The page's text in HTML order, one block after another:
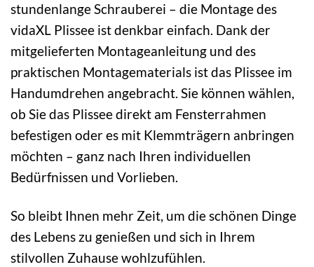
stundenlange Schrauberei – die Montage des
vidaXL Plissee ist denkbar einfach. Dank der
mitgelieferten Montageanleitung und des
praktischen Montagematerials ist das Plissee im
Handumdrehen angebracht. Sie können wählen,
ob Sie das Plissee direkt am Fensterrahmen
befestigen oder es mit Klemmträgern anbringen
möchten – ganz nach Ihren individuellen
Bedürfnissen und Vorlieben.
So bleibt Ihnen mehr Zeit, um die schönen Dinge
des Lebens zu genießen und sich in Ihrem
stilvollen Zuhause wohlzufühlen.